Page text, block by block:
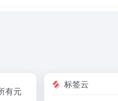
有元
标签云